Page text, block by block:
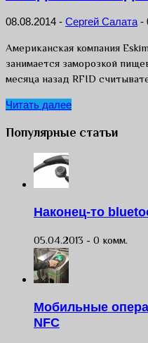
08.08.2014 - Сергей Салата -
Американская компания
занимается заморозкой
месяца назад RFID
Читать далее
Популярные статьи
Наконец-то
05.04.2013 - 0 комм.
Мобильные
NFC